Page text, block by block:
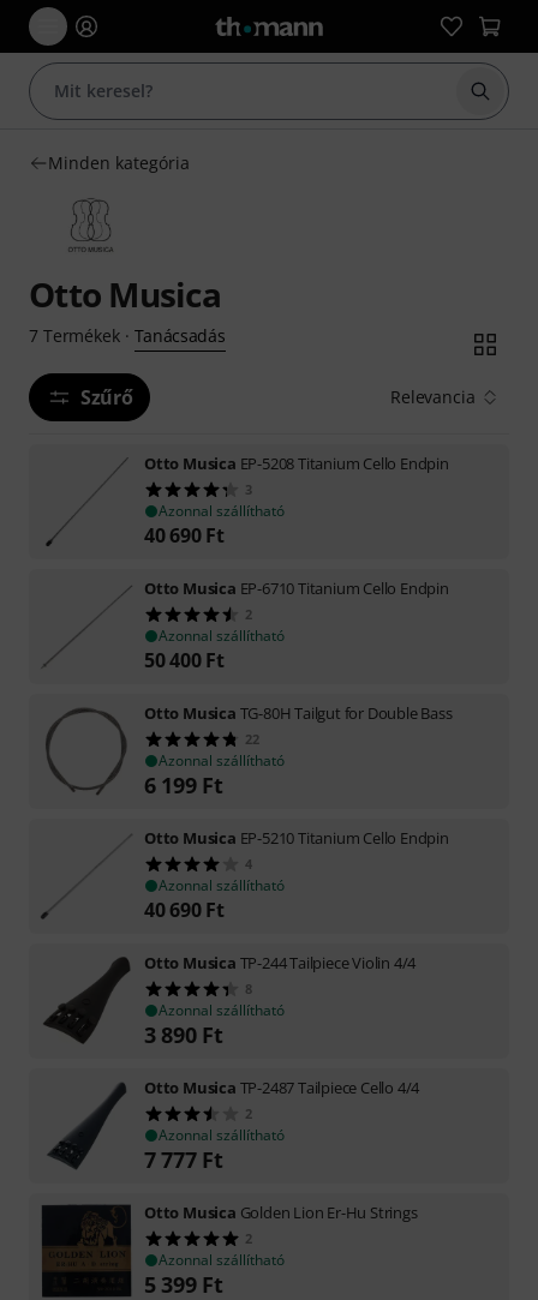
Minden kategória
Otto Musica
7 Termékek· Tanácsadás
Szűrő Relevancia
Otto Musica EP-5208 Titanium Cello Endpin
3
Azonnal szállítható
40 690 Ft
Otto Musica EP-6710 Titanium Cello Endpin
2
Azonnal szállítható
50 400 Ft
Otto Musica TG-80H Tailgut for Double Bass
22
Azonnal szállítható
6 199 Ft
Otto Musica EP-5210 Titanium Cello Endpin
4
Azonnal szállítható
40 690 Ft
Otto Musica TP-244 Tailpiece Violin 4/4
8
Azonnal szállítható
3 890 Ft
Otto Musica TP-2487 Tailpiece Cello 4/4
2
Azonnal szállítható
7 777 Ft
Otto Musica Golden Lion Er-Hu Strings
2
Azonnal szállítható
5 399 Ft